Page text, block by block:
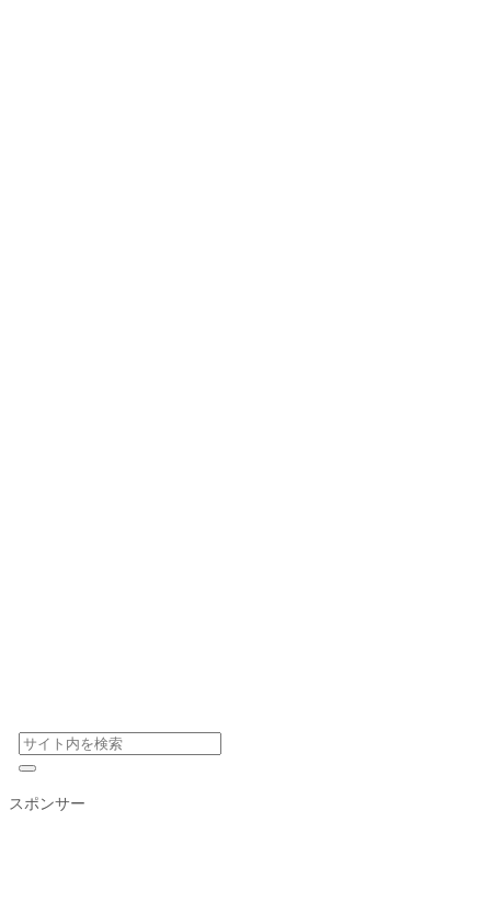
スポンサー